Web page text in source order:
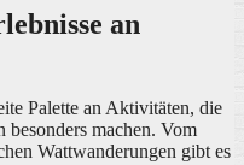
an
Palette an Aktivitäten, die
machen. Vom
Wattwanderungen gibt es